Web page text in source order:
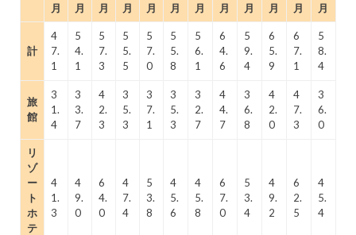
月
月
月
月
月
月
月
月
月
月
月
月
計
4
7.
1
5
4.
1
5
7.
3
5
5.
5
5
7.
0
5
5.
8
5
6.
1
6
4.
6
5
9.
4
6
5.
9
6
7.
1
5
8.
4
旅
館
3
1.
4
3
3.
7
4
2.
3
3
5.
3
3
7.
1
3
5.
3
3
2.
7
4
4.
7
3
6.
8
4
2.
0
4
7.
3
3
6.
0
リ
ゾ
ー
ト
ホ
テ
4
1.
3
4
9.
0
6
4.
0
4
7.
4
5
3.
8
4
5.
6
4
5.
8
6
7.
0
5
3.
4
4
9.
2
6
2.
5
4
5.
4